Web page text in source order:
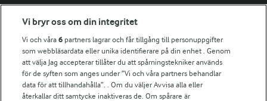
Fler Arlasajter
För ägare
Arlas kundportal
Arla.com
Falbygdens Ost
Vi bryr oss om din integritet
Vi och våra6 partners lagrar och får tillgång till personuppgifter
som webbläsardata eller unika identifierare på din enhet . Genom
att välja Jag accepterar tillåter du att spårningstekniker används
för de syften som anges under ”Vi och våra partners behandlar
data för att tillhandahålla”. . Om du väljer Avvisa alla eller
återkallar ditt samtycke inaktiveras de. Om spårare är